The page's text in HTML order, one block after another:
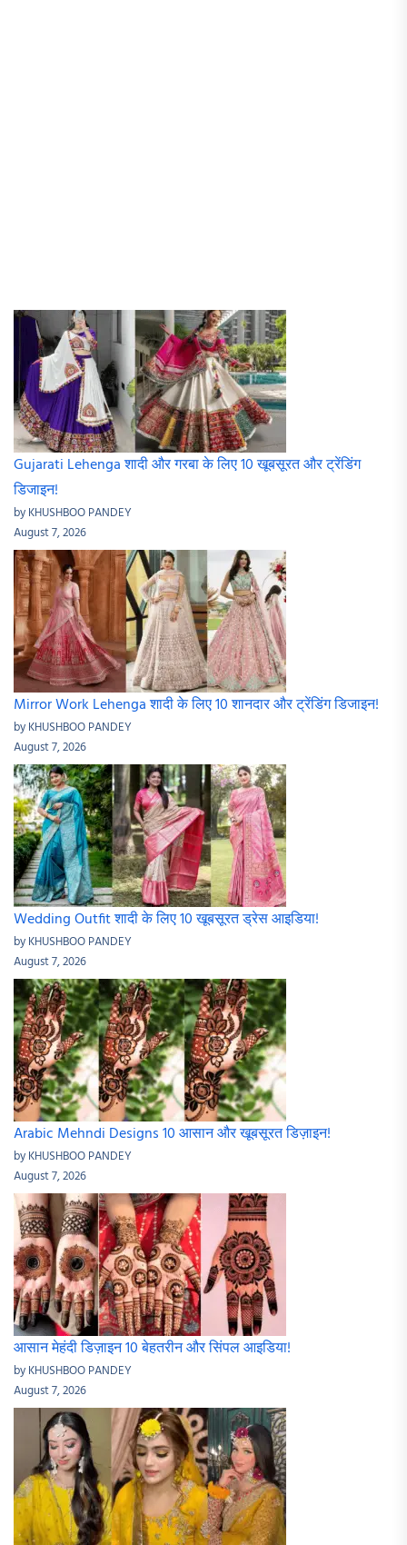
Gujarati Lehenga शादी और गरबा के लिए 10 खूबसूरत और ट्रेंडिंग
डिजाइन!
by KHUSHBOO PANDEY
August 7, 2026
Mirror Work Lehenga शादी के लिए 10 शानदार और ट्रेंडिंग डिजाइन!
by KHUSHBOO PANDEY
August 7, 2026
Wedding Outfit शादी के लिए 10 खूबसूरत ड्रेस आइडिया!
by KHUSHBOO PANDEY
August 7, 2026
Arabic Mehndi Designs 10 आसान और खूबसूरत डिज़ाइन!
by KHUSHBOO PANDEY
August 7, 2026
आसान मेहंदी डिज़ाइन 10 बेहतरीन और सिंपल आइडिया!
by KHUSHBOO PANDEY
August 7, 2026